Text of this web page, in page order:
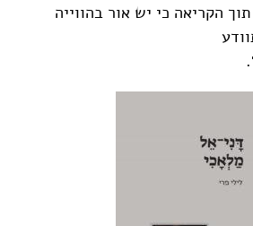
הקריאה כי יש אור בהווייה